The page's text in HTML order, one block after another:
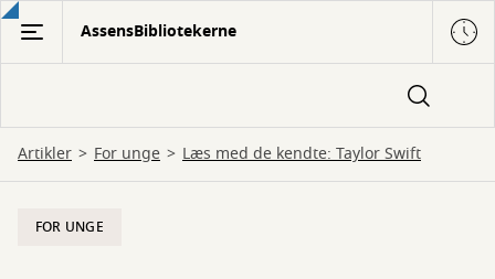
Gå
hovedindhold
AssensBibliotekerne
Artikler For unge Læs med de kendte: Taylor Swift
FOR UNGE